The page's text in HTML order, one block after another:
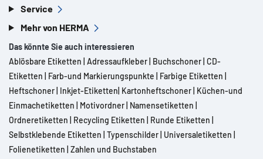
Service
Mehr von HERMA
Das könnte Sie auch interessieren
Ablösbare Etiketten Adressaufkleber Buchschoner CD-
Etiketten
Farb-und Markierungspunkte Farbige Etiketten
Heftschoner Inkjet-Etiketten Kartonheftschoner Küchen-und
Einmachetiketten
Motivordner Namensetiketten
Ordneretiketten
Recycling Etiketten Runde Etiketten
Selbstklebende Etiketten Typenschilder Universaletiketten
Folienetiketten Zahlen und Buchstaben